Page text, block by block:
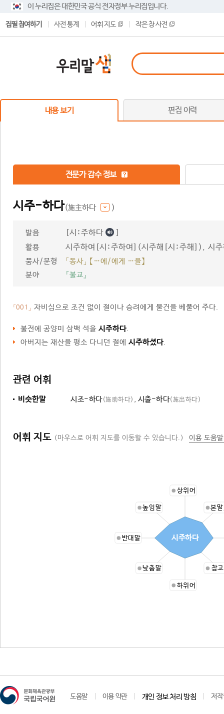
이 누리집은 대한민국 공식 전자정부 누리집입니다.
집필 참여하기 사전 통계 어휘 지도 작은 창 사전
내용 보기 편집 이력
전문가 감수 정보
시주-하다(施主하다 )
발음 [시ː주하다 ]
활용 시주하여[시ː주하여](시주해[시ː주해]), 시
품사/문형
「동사」 【…에/에게 …을】
분야
『불교』
「001」 자비심으로 조건 없이 절이나 승려에게 물건을 베풀어 주다.
불전에 공양미 삼백 석을 시주하다.
아버지는 재산을 평소 다니던 절에 시주하셨다.
관련 어휘
비슷한말 시조-하다(施助하다) , 시출-하다(施出하다)
어휘 지도 (마우스로 어휘 지도를 이동할 수 있습니다.) 이용 도움
상위어
본
참
하위어
낮춤말
반대말
높임말
시주하다
도움말 이용 약관 개인 정보 처리 방침 저